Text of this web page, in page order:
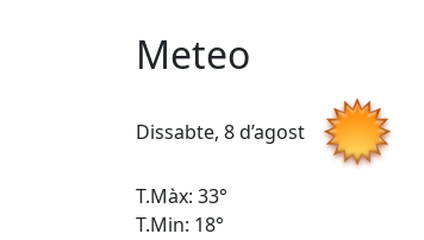
Meteo
Dissabte, 8 d’agost
T.Màx: 33°
T.Min: 18°